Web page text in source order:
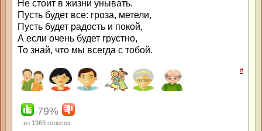
Не стоит в жизни унывать.
Пусть будет все: гроза, метели,
Пусть будет радость и покой,
А если очень будет грустно,
То знай, что мы всегда с тобой.
#
79%
из 1969 голосов